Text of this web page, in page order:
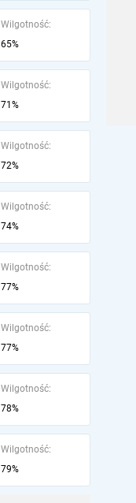
Wilgotność:
65%
Wilgotność:
71%
Wilgotność:
72%
Wilgotność:
74%
Wilgotność:
77%
Wilgotność:
77%
Wilgotność:
78%
Wilgotność:
79%